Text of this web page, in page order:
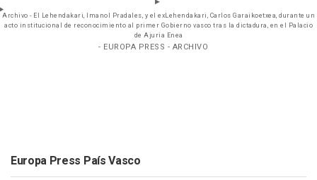
Archivo - El Lehendakari, Imanol Pradales, y el exLehendakari, Carlos Garaikoetxea, durante un
acto institucional de reconocimiento al primer Gobierno vasco tras la dictadura, en el Palacio
de Ajuria Enea
- EUROPA PRESS - ARCHIVO
Europa Press País Vasco